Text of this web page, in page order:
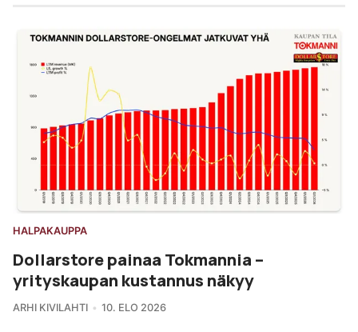
HALPAKAUPPA
Dollarstore painaa Tokmannia –
yrityskaupan kustannus näkyy
ARHI KIVILAHTI 10. ELO 2026